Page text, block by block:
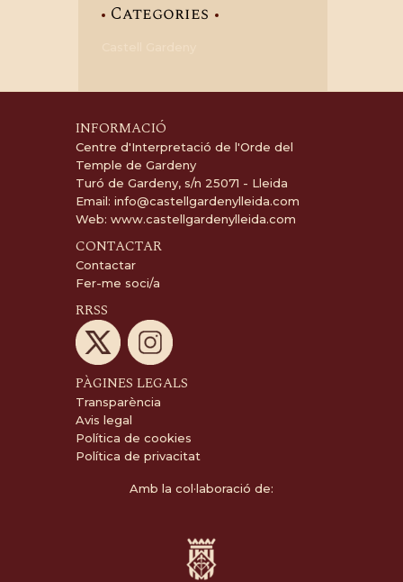
Categories
INFORMACIÓ
Centre d'Interpretació de l'Orde del
Temple de Gardeny
Turó de Gardeny, s/n 25071 - Lleida
Email: info@castellgardenylleida.com
Web: www.castellgardenylleida.com
CONTACTAR
Contactar
Fer-me soci/a
RRSS
PÀGINES LEGALS
Transparència
Avis legal
Política de cookies
Política de privacitat
Amb la col·laboració de: